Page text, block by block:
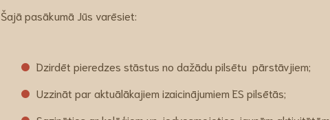
Šajā pasākumā Jūs varēsiet:
Dzirdēt pieredzes stāstus no dažādu pilsētu pārstāvjiem;
Uzzināt par aktuālākajiem izaicinājumiem ES pilsētās;